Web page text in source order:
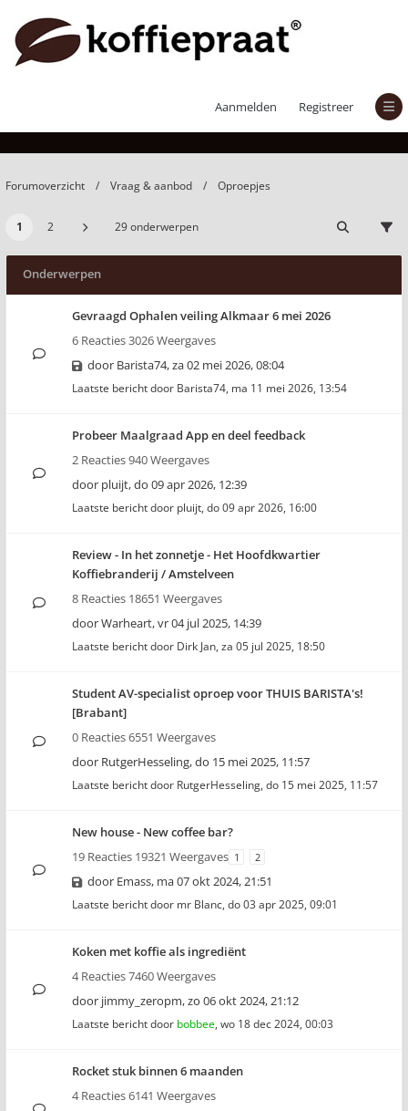
Aanmelden Registreer
Forumoverzicht Vraag & aanbod Oproepjes
1 2 29 onderwerpen
Onderwerpen
Gevraagd Ophalen veiling Alkmaar 6 mei 2026
6 Reacties 3026 Weergaves
door Barista74,za 02 mei 2026, 08:04
Laatste bericht door Barista74, ma 11 mei 2026, 13:54
Probeer Maalgraad App en deel feedback
2 Reacties 940 Weergaves
door pluijt,do 09 apr 2026, 12:39
Laatste bericht door pluijt, do 09 apr 2026, 16:00
Review - In het zonnetje - Het Hoofdkwartier
Koffiebranderij / Amstelveen
8 Reacties 18651 Weergaves
doorWarheart,vr 04 jul 2025, 14:39
Laatste bericht door Dirk Jan, za 05 jul 2025, 18:50
Student AV-specialist oproep voor THUIS BARISTA's!
[Brabant]
0 Reacties 6551 Weergaves
door RutgerHesseling,do 15 mei 2025, 11:57
Laatste bericht door RutgerHesseling, do 15 mei 2025, 11:57
New house - New coffee bar?
19 Reacties 19321 Weergaves 1 2
door Emass, ma 07 okt 2024, 21:51
Laatste bericht door mr Blanc, do 03 apr 2025, 09:01
Koken met koffie als ingrediënt
4 Reacties 7460 Weergaves
door jimmy_zeropm,zo 06 okt 2024, 21:12
Laatste bericht door bobbee, wo 18 dec 2024, 00:03
Rocket stuk binnen 6 maanden
4 Reacties 6141 Weergaves